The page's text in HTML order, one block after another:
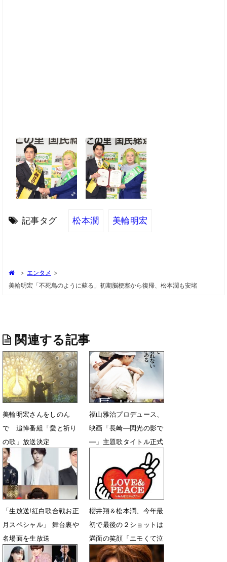
記事タグ 松本潤 美輪明宏
> エンタメ >
美輪明宏「不死鳥のように蘇る」初期脳梗塞から復帰、松本潤も安堵
関連する記事
美輪明宏さんをしのん
で 追悼番組「愛と祈り
の歌」放送決定
7月2日 18時47分
福山雅治プロデュース、
映画「長崎―閃光の影で
―」主題歌タイトル正式
6月13日 14時51分
「生放送!紅白歌合戦お正
月スペシャル」 舞台裏や
名場面を生放送
1月2日 16時17分
櫻井翔＆松本潤、今年最
初で最後の２ショットは
満面の笑顔「エモくて泣
いた！」：紅白